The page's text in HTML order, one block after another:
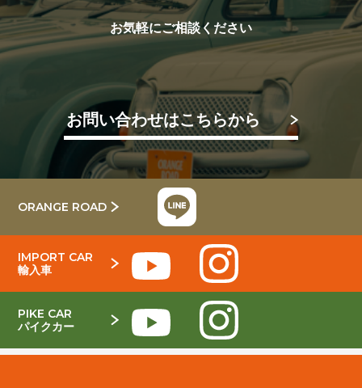
お気軽にご相談ください
お問い合わせはこちらから
ORANGE ROAD
IMPORT CAR
輸入車
PIKE CAR
パイクカー